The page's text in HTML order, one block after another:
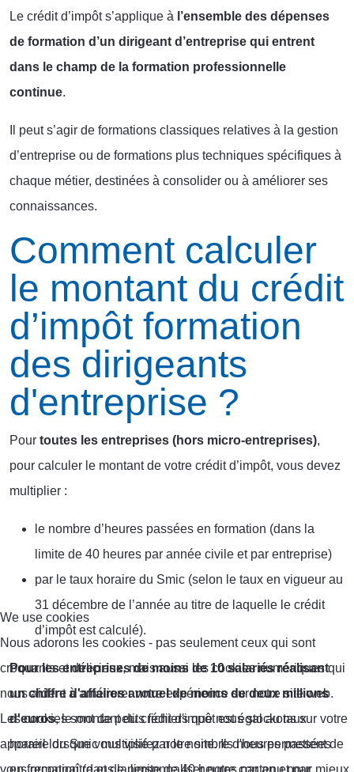
Le crédit d’impôt s’applique à l’ensemble des dépenses
de formation d’un dirigeant d’entreprise qui entrent
dans le champ de la formation professionnelle
continue.
Il peut s’agir de formations classiques relatives à la gestion
d’entreprise ou de formations plus techniques spécifiques à
chaque métier, destinées à consolider ou à améliorer ses
connaissances.
Comment calculer
le montant du crédit
d’impôt formation
des dirigeants
d'entreprise ?
Pour toutes les entreprises (hors micro-entreprises),
pour calculer le montant de votre crédit d’impôt, vous devez
multiplier :
le nombre d’heures passées en formation (dans la
limite de 40 heures par année civile et par entreprise)
par le taux horaire du Smic (selon le taux en vigueur au
31 décembre de l’année au titre de laquelle le crédit
d’impôt est calculé).
Pour les entreprises de moins de 10 salariés réalisant
un chiffre d'affaires annuel de moins de deux millions
d'euros, le montant du crédit d'impôt est égal au taux
horaire du Smic multiplié par le nombre d'heures passées
en formation (dans la limite de 40 heures par an et par
We use cookies
Nous adorons les cookies - pas seulement ceux qui sont
croquants et délicieux, mais aussi les cookies numériques qui
nous aident à améliorer votre expérience sur notre site web.
Les cookies sont de petits fichiers que nous stockons sur votre
appareil lorsque vous visitez notre site. Ils nous permettent de
vous reconnaître et de personnaliser notre contenu pour mieux